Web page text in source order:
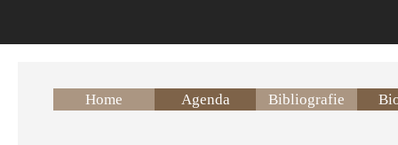
Home Agenda Bibliografie